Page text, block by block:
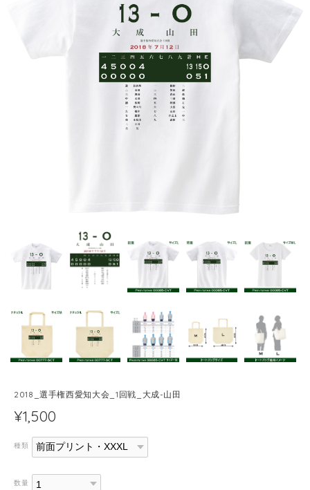
2018_選手権西愛知大会_1回戦_大成-山田
¥1,500
種類
数量